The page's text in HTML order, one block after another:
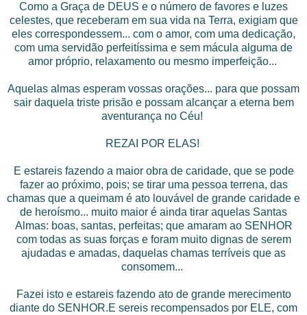
Como a Graça de DEUS e o número de favores e luzes
celestes, que receberam em sua vida na Terra, exigiam que
eles correspondessem... com o amor, com uma dedicação,
com uma servidão perfeitíssima e sem mácula alguma de
amor próprio, relaxamento ou mesmo imperfeição...
Aquelas almas esperam vossas orações... para que possam
sair daquela triste prisão e possam alcançar a eterna bem
aventurança no Céu!
REZAI POR ELAS!
E estareis fazendo a maior obra de caridade, que se pode
fazer ao próximo, pois; se tirar uma pessoa terrena, das
chamas que a queimam é ato louvável de grande caridade e
de heroísmo... muito maior é ainda tirar aquelas Santas
Almas: boas, santas, perfeitas; que amaram ao SENHOR
com todas as suas forças e foram muito dignas de serem
ajudadas e amadas, daquelas chamas terríveis que as
consomem...
Fazei isto e estareis fazendo ato de grande merecimento
diante do SENHOR.E sereis recompensados por ELE, com